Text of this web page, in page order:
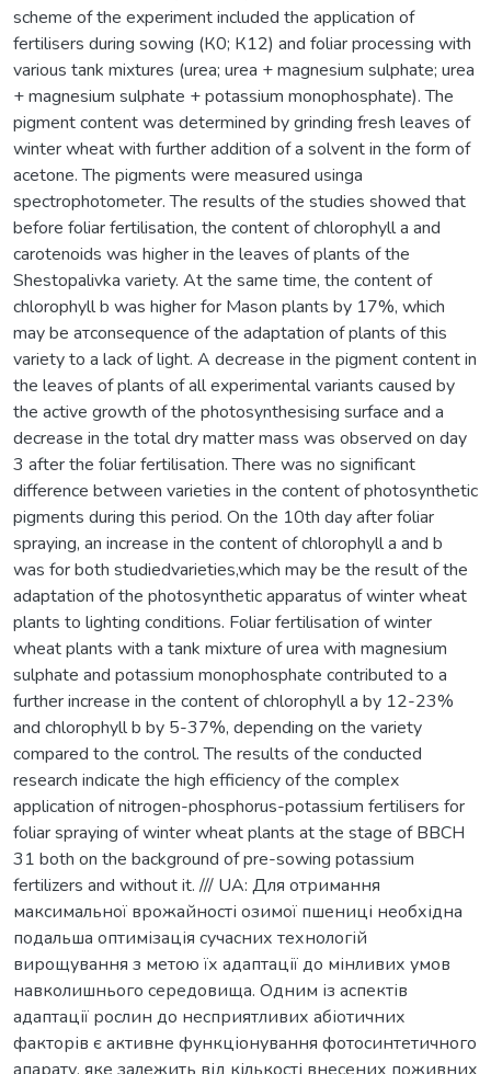
scheme of the experiment included the application of
fertilisers during sowing (К0; К12) and foliar processing with
various tank mixtures (urea; urea + magnesium sulphate; urea
+ magnesium sulphate + potassium monophosphate). The
pigment content was determined by grinding fresh leaves of
winter wheat with further addition of a solvent in the form of
acetone. The pigments were measured usinga
spectrophotometer. The results of the studies showed that
before foliar fertilisation, the content of chlorophyll a and
carotenoids was higher in the leaves of plants of the
Shestopalivka variety. At the same time, the content of
chlorophyll b was higher for Mason plants by 17%, which
may be aтconsequence of the adaptation of plants of this
variety to a lack of light. A decrease in the pigment content in
the leaves of plants of all experimental variants caused by
the active growth of the photosynthesising surface and a
decrease in the total dry matter mass was observed on day
3 after the foliar fertilisation. There was no significant
difference between varieties in the content of photosynthetic
pigments during this period. On the 10th day after foliar
spraying, an increase in the content of chlorophyll a and b
was for both studiedvarieties,which may be the result of the
adaptation of the photosynthetic apparatus of winter wheat
plants to lighting conditions. Foliar fertilisation of winter
wheat plants with a tank mixture of urea with magnesium
sulphate and potassium monophosphate contributed to a
further increase in the content of chlorophyll a by 12-23%
and chlorophyll b by 5-37%, depending on the variety
compared to the control. The results of the conducted
research indicate the high efficiency of the complex
application of nitrogen-phosphorus-potassium fertilisers for
foliar spraying of winter wheat plants at the stage of BBCH
31 both on the background of pre-sowing potassium
fertilizers and without it. /// UA: Для отримання
максимальної врожайності озимої пшениці необхідна
подальша оптимізація сучасних технологій
вирощування з метою їх адаптації до мінливих умов
навколишнього середовища. Одним із аспектів
адаптації рослин до несприятливих абіотичних
факторів є активне функціонування фотосинтетичного